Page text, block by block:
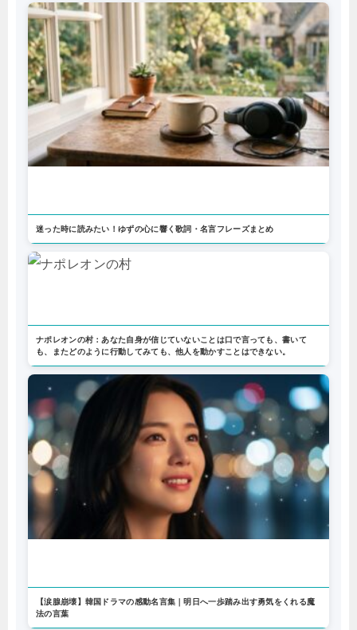
迷った時に読みたい！ゆずの心に響く歌詞・名言フレーズまとめ
ナポレオンの村：あなた自身が信じていないことは口で言っても、書いて
も、またどのように行動してみても、他人を動かすことはできない。
【涙腺崩壊】韓国ドラマの感動名言集｜明日へ一歩踏み出す勇気をくれる魔
法の言葉